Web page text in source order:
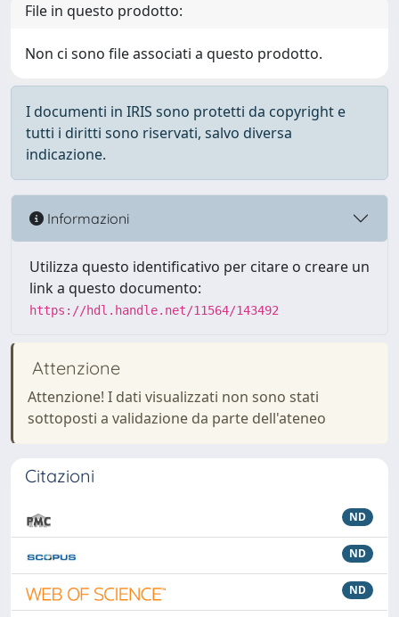
File in questo prodotto:
Non ci sono file associati a questo prodotto.
I documenti in IRIS sono protetti da copyright e
tutti i diritti sono riservati, salvo diversa
indicazione.
Informazioni
Utilizza questo identificativo per citare o creare un
link a questo documento:
https://hdl.handle.net/11564/143492
Attenzione
Attenzione! I dati visualizzati non sono stati
sottoposti a validazione da parte dell'ateneo
Citazioni
ND
ND
ND